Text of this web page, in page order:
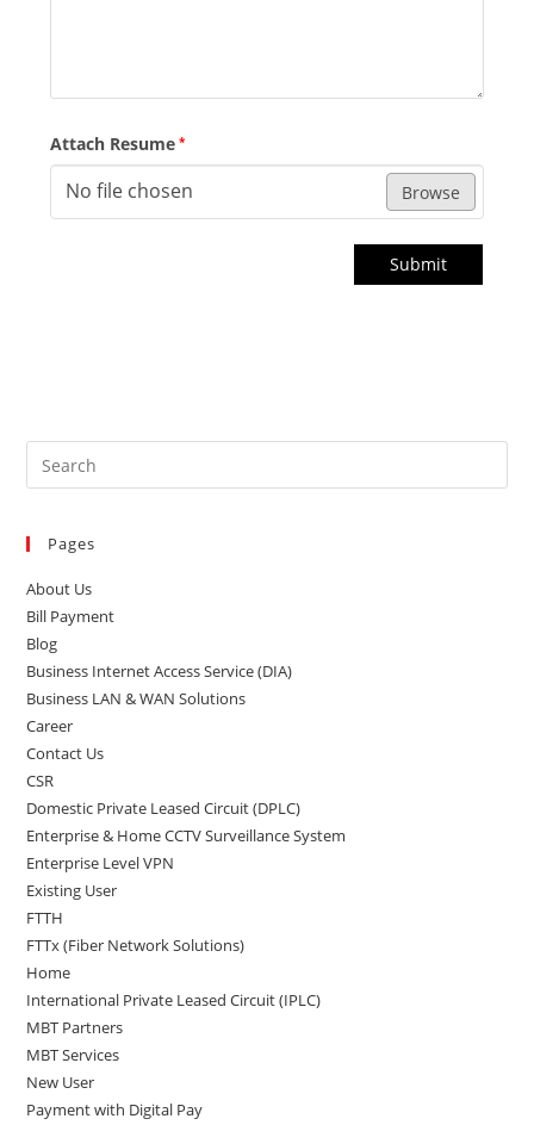
Attach Resume *
No file chosen Browse
Submit
Pages
About Us
Bill Payment
Blog
Business Internet Access Service (DIA)
Business LAN & WAN Solutions
Career
Contact Us
CSR
Domestic Private Leased Circuit (DPLC)
Enterprise & Home CCTV Surveillance System
Enterprise Level VPN
Existing User
FTTH
FTTx (Fiber Network Solutions)
Home
International Private Leased Circuit (IPLC)
MBT Partners
MBT Services
New User
Payment with Digital Pay